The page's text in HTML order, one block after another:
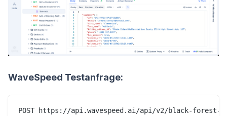
WaveSpeed Testanfrage:
POST https://api.wavespeed.ai/api/v2/black-forest-